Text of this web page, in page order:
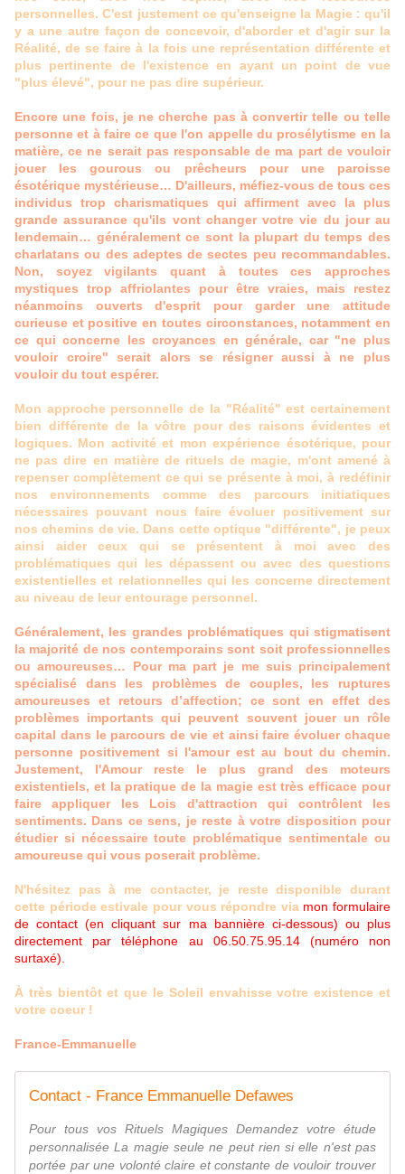
personnelles. C'est justement ce qu'enseigne la Magie : qu'il
y a une autre façon de concevoir, d'aborder et d'agir sur la
Réalité, de se faire à la fois une représentation différente et
plus pertinente de l'existence en ayant un point de vue
"plus élevé", pour ne pas dire supérieur.
Encore une fois, je ne cherche pas à convertir telle ou telle
personne et à faire ce que l'on appelle du prosélytisme en la
matière, ce ne serait pas responsable de ma part de vouloir
jouer les gourous ou prêcheurs pour une paroisse
ésotérique mystérieuse… D'ailleurs, méfiez-vous de tous ces
individus trop charismatiques qui affirment avec la plus
grande assurance qu'ils vont changer votre vie du jour au
lendemain… généralement ce sont la plupart du temps des
charlatans ou des adeptes de sectes peu recommandables.
Non, soyez vigilants quant à toutes ces approches
mystiques trop affriolantes pour être vraies, mais restez
néanmoins ouverts d'esprit pour garder une attitude
curieuse et positive en toutes circonstances, notamment en
ce qui concerne les croyances en générale, car "ne plus
vouloir croire" serait alors se résigner aussi à ne plus
vouloir du tout espérer.
Mon approche personnelle de la "Réalité" est certainement
bien différente de la vôtre pour des raisons évidentes et
logiques. Mon activité et mon expérience ésotérique, pour
ne pas dire en matière de rituels de magie, m'ont amené à
repenser complètement ce qui se présente à moi, à redéfinir
nos environnements comme des parcours initiatiques
nécessaires pouvant nous faire évoluer positivement sur
nos chemins de vie. Dans cette optique "différente", je peux
ainsi aider ceux qui se présentent à moi avec des
problématiques qui les dépassent ou avec des questions
existentielles et relationnelles qui les concerne directement
au niveau de leur entourage personnel.
Généralement, les grandes problématiques qui stigmatisent
la majorité de nos contemporains sont soit professionnelles
ou amoureuses… Pour ma part je me suis principalement
spécialisé dans les problèmes de couples, les ruptures
amoureuses et retours d’affection; ce sont en effet des
problèmes importants qui peuvent souvent jouer un rôle
capital dans le parcours de vie et ainsi faire évoluer chaque
personne positivement si l'amour est au bout du chemin.
Justement, l'Amour reste le plus grand des moteurs
existentiels, et la pratique de la magie est très efficace pour
faire appliquer les Lois d'attraction qui contrôlent les
sentiments. Dans ce sens, je reste à votre disposition pour
étudier si nécessaire toute problématique sentimentale ou
amoureuse qui vous poserait problème.
N'hésitez pas à me contacter, je reste disponible durant
cette période estivale pour vous répondre via mon formulaire
de contact (en cliquant sur ma bannière ci-dessous) ou plus
directement par téléphone au 06.50.75.95.14 (numéro non
surtaxé).
À très bientôt et que le Soleil envahisse votre existence et
votre coeur !
France-Emmanuelle
Contact - France Emmanuelle Defawes
Pour tous vos Rituels Magiques Demandez votre étude
personnalisée La magie seule ne peut rien si elle n'est pas
portée par une volonté claire et constante de vouloir trouver